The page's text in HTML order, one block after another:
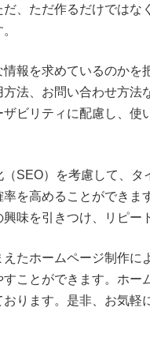
、ただ作るだけではな
報を求めているのか
法、お問い合わせ方
ビリティに配慮し、
SEO）を考慮して、
を高めることができ
味を引きつけ、リピー
たホームページ制作
ことができます。ホ
ります。是非、お気軽